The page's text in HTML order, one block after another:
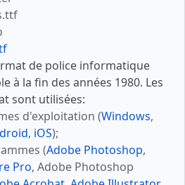
de police informatique
à la fin des années 1980. Les
sont utilisées:
d'exploitation (Windows,
, iOS);
(Adobe Photoshop,
Pro, Adobe Photoshop